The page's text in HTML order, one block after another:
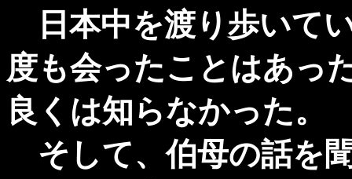
日本中を渡り歩いて
度も会ったことはあっ
良くは知らなかった。
そして、伯母の話を